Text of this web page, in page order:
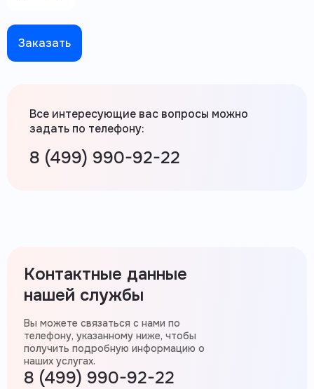
Заказать
Все интересующие вас вопросы можно
задать по телефону:
8 (499) 990-92-22
Контактные данные
нашей службы
Вы можете связаться с нами по
телефону, указанному ниже, чтобы
получить подробную информацию о
наших услугах.
8 (499) 990-92-22